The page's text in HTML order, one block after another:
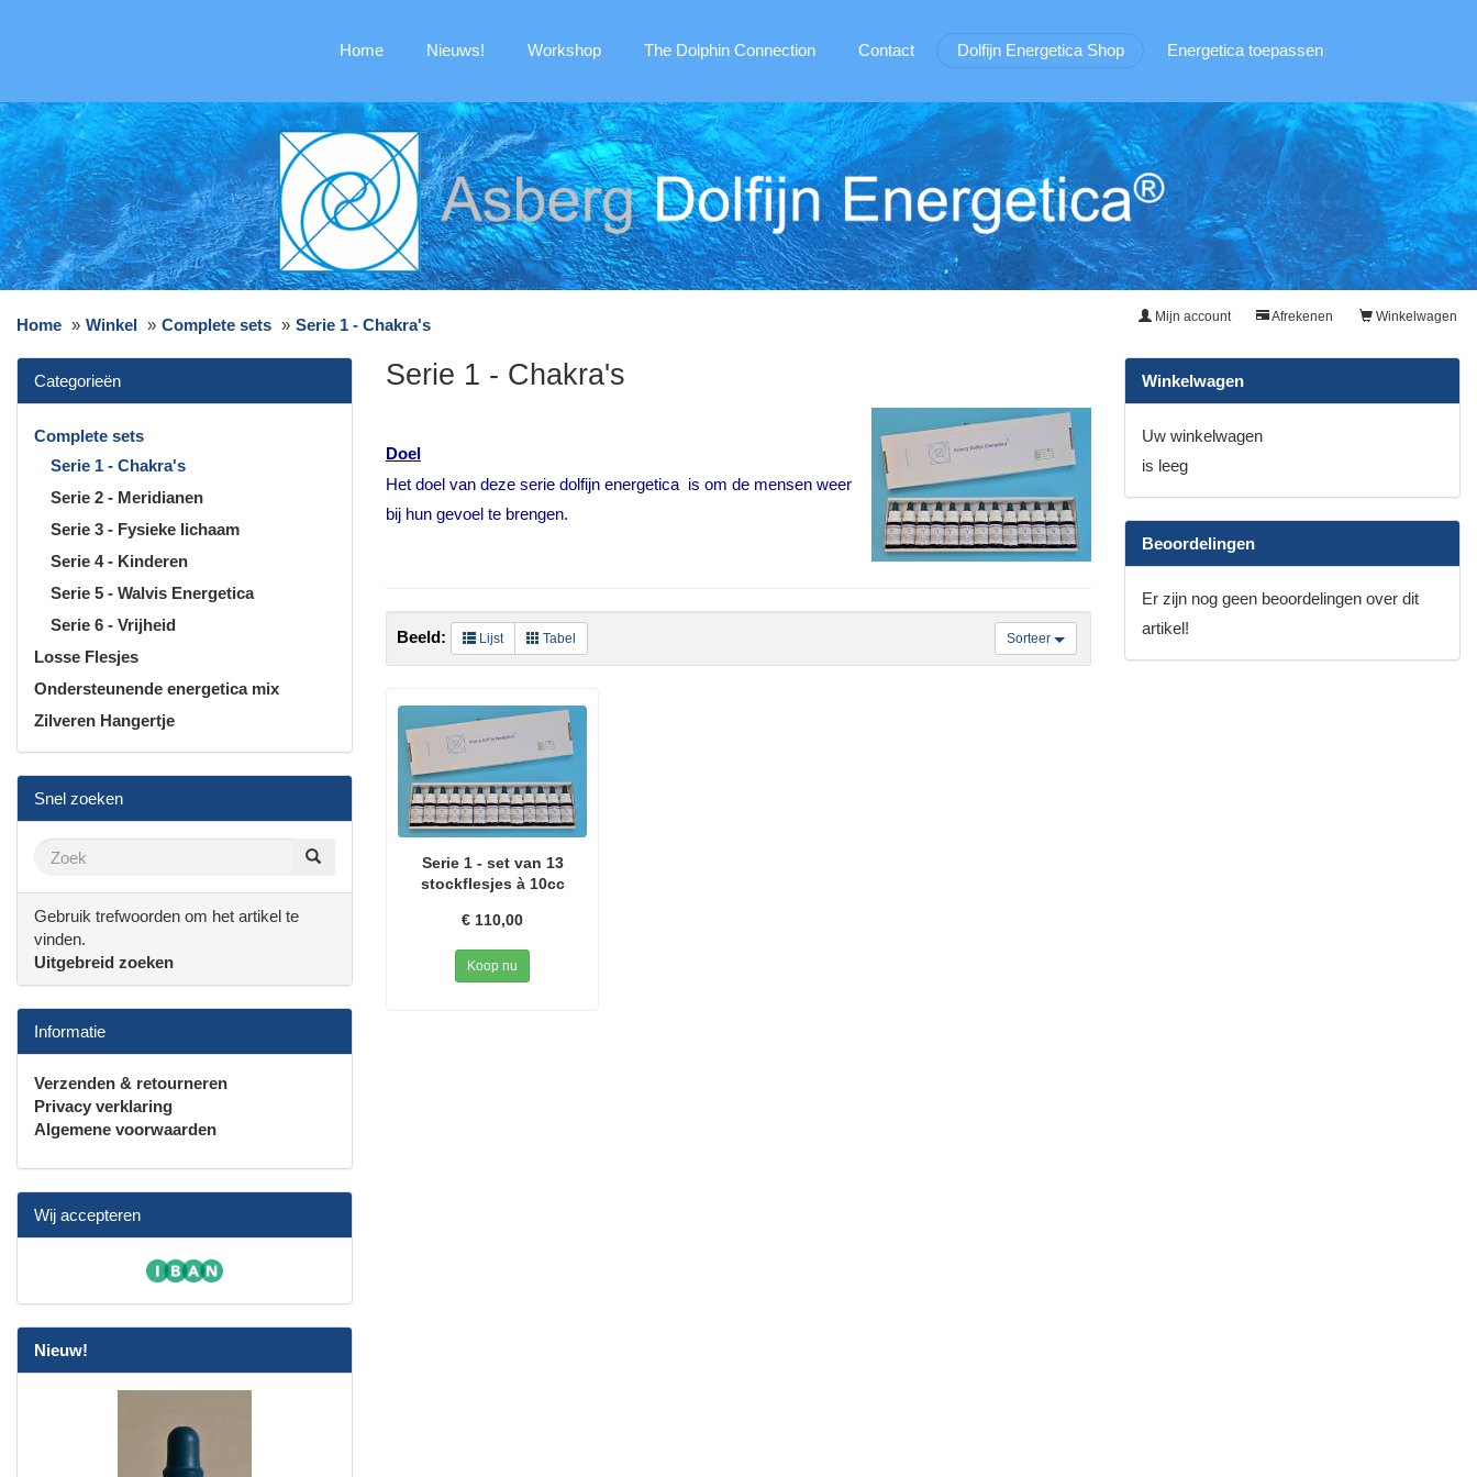
Home Nieuws! Workshop The Dolphin Connection Contact Dolfijn Energetica Shop Energetica toepassen
Home Winkel Complete sets Serie 1 - Chakra's Winkelwagen
Afrekenen
Mijn account
Serie 1 - Chakra's
Doel
Het doel van deze serie dolfijn energetica is om de mensen weer
bij hun gevoel te brengen.
Sorteer
Beeld: Lijst Tabel
Serie 1 - set van 13
stockflesjes à 10cc
€ 110,00
Koop nu
Categorieën
Complete sets
Serie 1 - Chakra's
Serie 2 - Meridianen
Serie 3 - Fysieke lichaam
Serie 4 - Kinderen
Serie 5 - Walvis Energetica
Serie 6 - Vrijheid
Losse Flesjes
Ondersteunende energetica mix
Zilveren Hangertje
Snel zoeken
Gebruik trefwoorden om het artikel te
vinden.
Uitgebreid zoeken
Informatie
Verzenden & retourneren
Privacy verklaring
Algemene voorwaarden
Wij accepteren
Nieuw!
Winkelwagen
Uw winkelwagen
is leeg
Beoordelingen
Er zijn nog geen beoordelingen over dit
artikel!